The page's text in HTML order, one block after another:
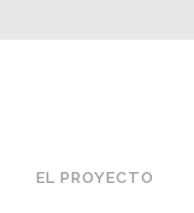
EL PROYECTO